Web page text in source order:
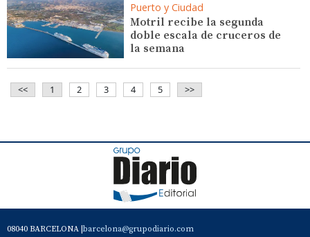
Puerto y Ciudad
Motril recibe la segunda
doble escala de cruceros de
la semana
<< 1 2 3 4 5 >>
08040 BARCELONA | barcelona@grupodiario.com